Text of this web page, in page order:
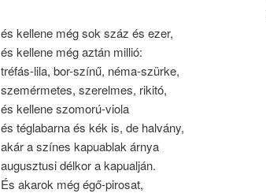
és kellene még sok száz és ezer,
és kellene még aztán millió:
tréfás-lila, bor-színű, néma-szürke,
szemérmetes, szerelmes, rikitó,
és kellene szomorú-viola
és téglabarna és kék is, de halvány,
akár a színes kapuablak árnya
augusztusi délkor a kapualján.
És akarok még égő-pirosat,